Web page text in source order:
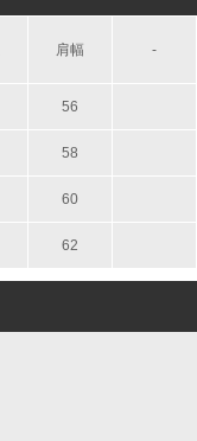
肩幅 -
56
58
60
62